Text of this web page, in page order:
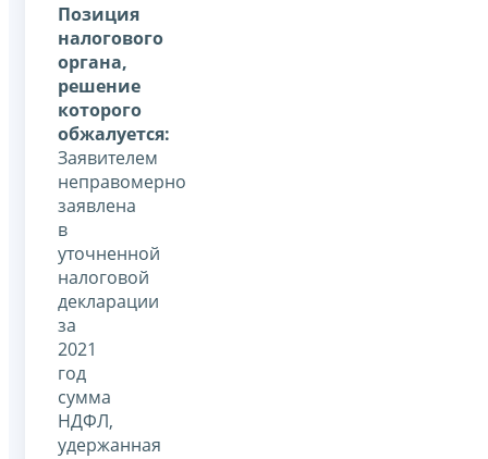
Позиция
налогового
органа,
решение
которого
обжалуется:
Заявителем
неправомерно
заявлена
в
уточненной
налоговой
декларации
за
2021
год
сумма
НДФЛ,
удержанная